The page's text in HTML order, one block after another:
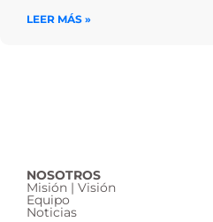
LEER MÁS »
NOSOTROS
Misión | Visión
Equipo
Noticias